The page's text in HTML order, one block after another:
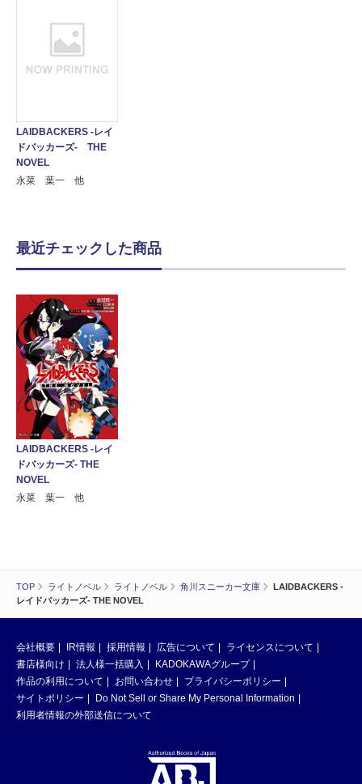
TOP ライトノベル ライトノベル 角川スニーカー文庫
LAIDBACKERS -
レイドバッカーズ- THE NOVEL
LAIDBACKERS -レイ
ドバッカーズ- THE
NOVEL
永菜 葉一 他
最近チェックした商品
LAIDBACKERS -レイ
ドバッカーズ- THE
NOVEL
永菜 葉一 他
会社概要 IR情報 採用情報 広告について
ライセンスについて
書店様向け
法人様一括購入
KADOKAWAグループ
作品の利用について
お問い合わせ
プライバシーポリシー
サイトポリシー
Do Not Sell or Share My Personal Information
利用者情報の外部送信について